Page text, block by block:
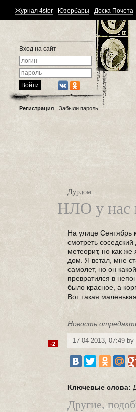
Журнал 4stor Юзербары Доска Почета
Вход на сайт
Регистрация Забыли пароль
Дурдом
НЛО у нас
На улице Сентябрь
смотреть
метеорит, но как же
дом. Я встал, мне
самолет, но он
превратился в
было красное, а
Вот такая
Новость
17-04-2013, 07:49 by
-2
Ключевые слова:
Другие,